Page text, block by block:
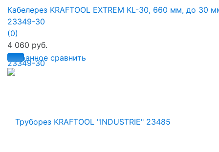
избранное сравнить
Кабелерез KRAFTOOL EXTREM KL-30, 660 мм, до 30
23349-30
(0)
4 060 руб.